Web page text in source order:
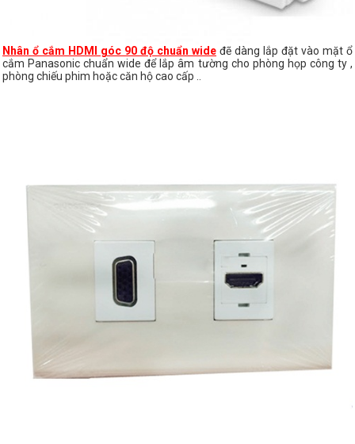
Nhân ổ cắm HDMI góc 90 độ chuẩn wide đẽ dàng lắp đặt vào mặt ổ
cắm Panasonic chuẩn wide để lắp âm tường cho phòng họp công ty ,
phòng chiếu phim hoặc căn hộ cao cấp ..